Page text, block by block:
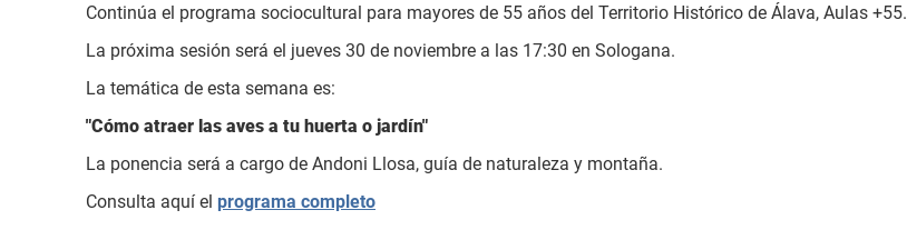
Continúa el programa sociocultural para mayores de 55 años del Territorio Histórico de Álava, Aulas +55.
La próxima sesión será el jueves 30 de noviembre a las 17:30 en Sologana.
La temática de esta semana es:
"Cómo atraer las aves a tu huerta o jardín"
La ponencia será a cargo de Andoni Llosa, guía de naturaleza y montaña.
Consulta aquí el programa completo